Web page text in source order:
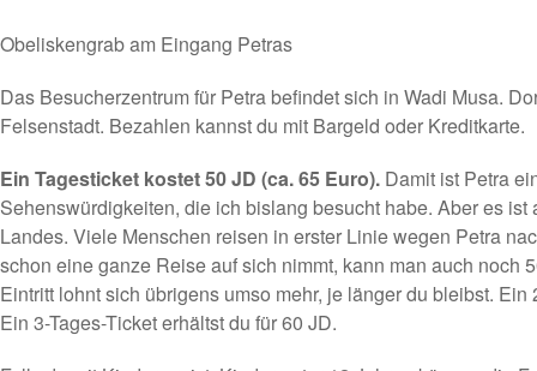
Obeliskengrab am Eingang Petras
Das Besucherzentrum für Petra befindet sich in Wadi Musa.
Felsenstadt. Bezahlen kannst du mit Bargeld oder Kreditkarte.
Ein Tagesticket kostet 50 JD (ca. 65 Euro). Damit ist Petra
Sehenswürdigkeiten, die ich bislang besucht habe. Aber es
Landes. Viele Menschen reisen in erster Linie wegen Petra
schon eine ganze Reise auf sich nimmt, kann man auch noch
Eintritt lohnt sich übrigens umso mehr, je länger du bleibst. Ein
Ein 3-Tages-Ticket erhältst du für 60 JD.